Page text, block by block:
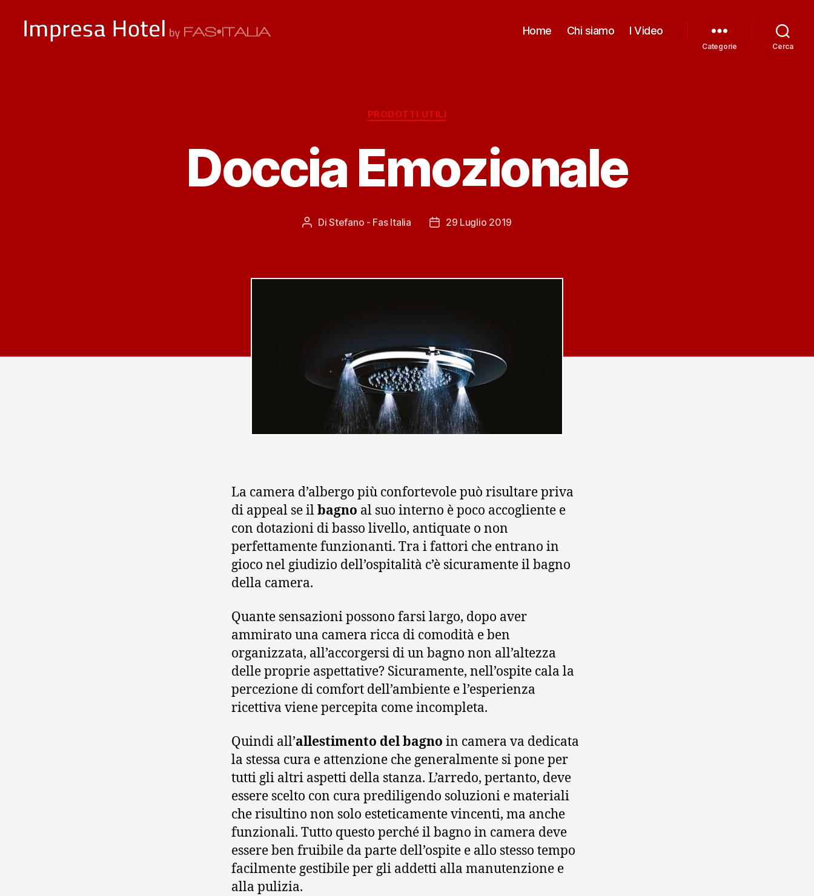
Home Chi siamo I Video
Categorie Cerca
Categorie
PRODOTTI UTILI
Doccia Emozionale
Autore
DiStefano - Fas Italia
Data29 Luglio 2019
La camera d’albergo più confortevole può risultare priva
di appeal se ilbagno al suo interno è poco accogliente e
con dotazioni di basso livello, antiquate o non
perfettamente funzionanti. Tra i fattori che entrano in
gioco nel giudizio dell’ospitalità c’è sicuramente il bagno
della camera.
Quante sensazioni possono farsi largo, dopo aver
ammirato una camera ricca di comodità e ben
organizzata, all’accorgersi di un bagno non all’altezza
delle proprie aspettative? Sicuramente, nell’ospite cala la
percezione di comfort dell’ambiente e l’esperienza
ricettiva viene percepita come incompleta.
Quindi all’allestimento del bagno in camera va dedicata
la stessa cura e attenzione che generalmente si pone per
tutti gli altri aspetti della stanza. L’arredo, pertanto, deve
essere scelto con cura prediligendo soluzioni e materiali
che risultino non solo esteticamente vincenti, ma anche
funzionali. Tutto questo perché il bagno in camera deve
essere ben fruibile da parte dell’ospite e allo stesso tempo
facilmente gestibile per gli addetti alla manutenzione e
alla pulizia.